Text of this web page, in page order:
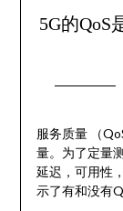
5G的QoS
服务质量 （
量。为了定量
延迟，可用性
示了有和没有